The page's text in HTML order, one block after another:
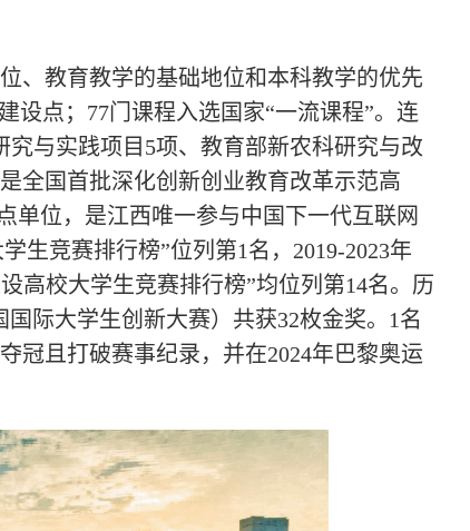
、教育教学的基础地位和本科教学的优先
设点；77门课程入选国家“一流课程”。连
与实践项目5项、教育部新农科研究与改
全国首批深化创新创业教育改革示范高
单位，是江西唯一参与中国下一代互联网
生竞赛排行榜”位列第1名，2019-2023年
高校大学生竞赛排行榜”均位列第14名。历
际大学生创新大赛）共获32枚金奖。1名
冠且打破赛事纪录，并在2024年巴黎奥运